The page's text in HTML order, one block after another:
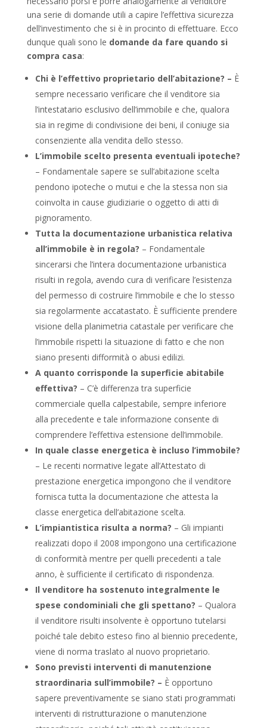
una serie di domande utili a capire l’effettiva sicurezza
dell’investimento che si è in procinto di effettuare. Ecco
dunque quali sono le domande da fare quando si
compra casa:
Chi è l’effettivo proprietario dell’abitazione? – È
sempre necessario verificare che il venditore sia
l’intestatario esclusivo dell’immobile e che, qualora
sia in regime di condivisione dei beni, il coniuge sia
consenziente alla vendita dello stesso.
L’immobile scelto presenta eventuali ipoteche?
– Fondamentale sapere se sull’abitazione scelta
pendono ipoteche o mutui e che la stessa non sia
coinvolta in cause giudiziarie o oggetto di atti di
pignoramento.
Tutta la documentazione urbanistica relativa
all’immobile è in regola? – Fondamentale
sincerarsi che l’intera documentazione urbanistica
risulti in regola, avendo cura di verificare l’esistenza
del permesso di costruire l’immobile e che lo stesso
sia regolarmente accatastato. È sufficiente prendere
visione della planimetria catastale per verificare che
l’immobile rispetti la situazione di fatto e che non
siano presenti difformità o abusi edilizi.
A quanto corrisponde la superficie abitabile
effettiva? – C’è differenza tra superficie
commerciale quella calpestabile, sempre inferiore
alla precedente e tale informazione consente di
comprendere l’effettiva estensione dell’immobile.
In quale classe energetica è incluso l’immobile?
– Le recenti normative legate all’Attestato di
prestazione energetica impongono che il venditore
fornisca tutta la documentazione che attesta la
classe energetica dell’abitazione scelta.
L’impiantistica risulta a norma? – Gli impianti
realizzati dopo il 2008 impongono una certificazione
di conformità mentre per quelli precedenti a tale
anno, è sufficiente il certificato di rispondenza.
Il venditore ha sostenuto integralmente le
spese condominiali che gli spettano? – Qualora
il venditore risulti insolvente è opportuno tutelarsi
poiché tale debito esteso fino al biennio precedente,
viene di norma traslato al nuovo proprietario.
Sono previsti interventi di manutenzione
straordinaria sull’immobile? – È opportuno
sapere preventivamente se siano stati programmati
interventi di ristrutturazione o manutenzione